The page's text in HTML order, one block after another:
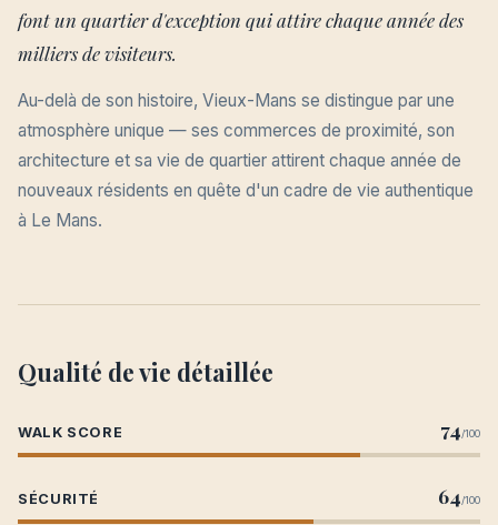
font un quartier d'exception qui attire chaque année des
milliers de visiteurs.
Au-delà de son histoire, Vieux-Mans se distingue par une
atmosphère unique — ses commerces de proximité, son
architecture et sa vie de quartier attirent chaque année de
nouveaux résidents en quête d'un cadre de vie authentique
à Le Mans.
Qualité de vie détaillée
WALK SCORE 74/100
SÉCURITÉ 64/100